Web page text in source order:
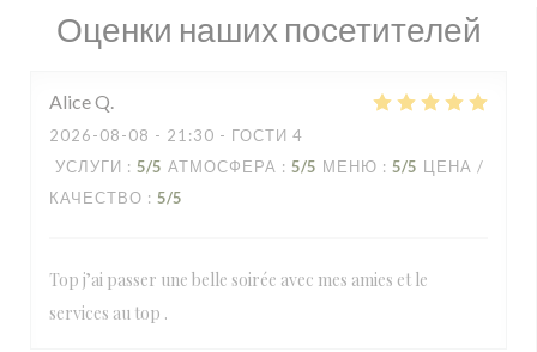
Оценки наших посетителей
AliceQ
2026-08-08 - 21:30 - ГОСТИ 4
УСЛУГИ : 5/5 АТМОСФЕРА : 5/5 МЕНЮ : 5/5 ЦЕНА /
КАЧЕСТВО : 5/5
Top j’ai passer une belle soirée avec mes amies et le
services au top .